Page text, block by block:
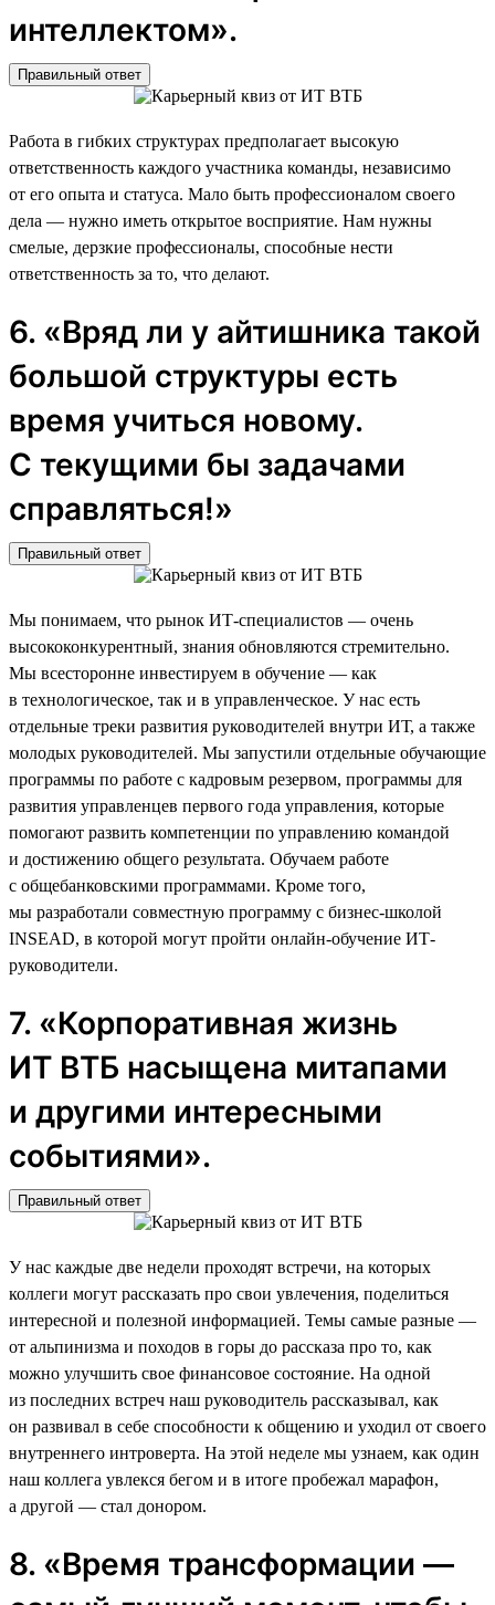
интеллектом».
Правильный ответ
Работа в гибких структурах предполагает высокую
ответственность каждого участника команды, независимо
от его опыта и статуса. Мало быть профессионалом своего
дела — нужно иметь открытое восприятие. Нам нужны
смелые, дерзкие профессионалы, способные нести
ответственность за то, что делают.
6. «Вряд ли у айтишника такой
большой структуры есть
время учиться новому.
С текущими бы задачами
справляться!»
Правильный ответ
Мы понимаем, что рынок ИТ-специалистов — очень
высококонкурентный, знания обновляются стремительно.
Мы всесторонне инвестируем в обучение — как
в технологическое, так и в управленческое. У нас есть
отдельные треки развития руководителей внутри ИТ, а также
молодых руководителей. Мы запустили отдельные обучающие
программы по работе с кадровым резервом, программы для
развития управленцев первого года управления, которые
помогают развить компетенции по управлению командой
и достижению общего результата. Обучаем работе
с общебанковскими программами. Кроме того,
мы разработали совместную программу с бизнес-школой
INSEAD, в которой могут пройти онлайн-обучение ИТ-
руководители.
7. «Корпоративная жизнь
ИТ ВТБ насыщена митапами
и другими интересными
событиями».
Правильный ответ
У нас каждые две недели проходят встречи, на которых
коллеги могут рассказать про свои увлечения, поделиться
интересной и полезной информацией. Темы самые разные —
от альпинизма и походов в горы до рассказа про то, как
можно улучшить свое финансовое состояние. На одной
из последних встреч наш руководитель рассказывал, как
он развивал в себе способности к общению и уходил от своего
внутреннего интроверта. На этой неделе мы узнаем, как один
наш коллега увлекся бегом и в итоге пробежал марафон,
а другой — стал донором.
8. «Время трансформации —